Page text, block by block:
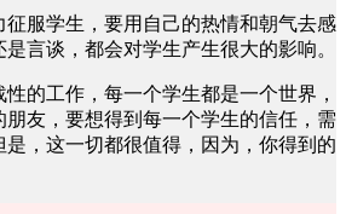
服学生，要用自己的热情和朝气去感
言谈，都会对学生产生很大的影响。
的工作，每一个学生都是一个世界，
友，要想得到每一个学生的信任，需
，这一切都很值得，因为，你得到的